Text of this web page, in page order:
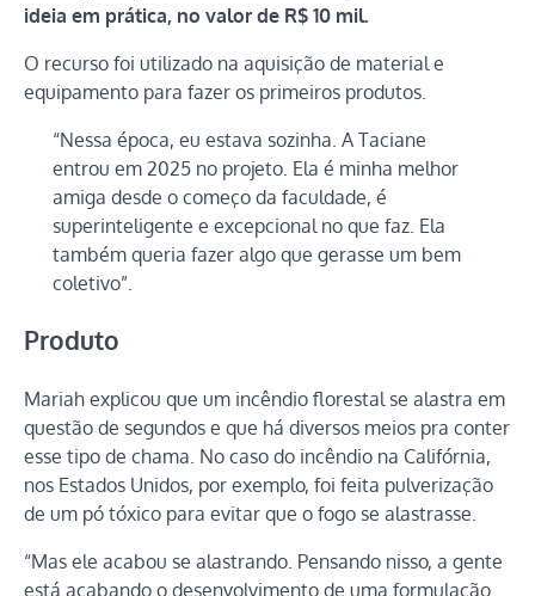
ideia em prática, no valor de R$ 10 mil.
O recurso foi utilizado na aquisição de material e
equipamento para fazer os primeiros produtos.
“Nessa época, eu estava sozinha. A Taciane
entrou em 2025 no projeto. Ela é minha melhor
amiga desde o começo da faculdade, é
superinteligente e excepcional no que faz. Ela
também queria fazer algo que gerasse um bem
coletivo”.
Produto
Mariah explicou que um incêndio florestal se alastra em
questão de segundos e que há diversos meios pra conter
esse tipo de chama. No caso do incêndio na Califórnia,
nos Estados Unidos, por exemplo, foi feita pulverização
de um pó tóxico para evitar que o fogo se alastrasse.
“Mas ele acabou se alastrando. Pensando nisso, a gente
está acabando o desenvolvimento de uma formulação